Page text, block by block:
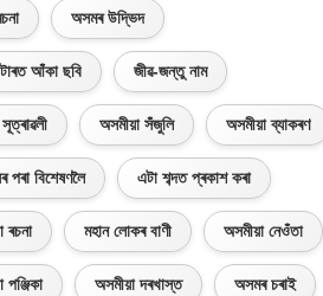
অসমৰ উদ্ভিদ
আঁকা ছবি জীৱ-জন্তু নাম
অসমীয়া সঁজুলি অসমীয়া ব্যাকৰণ
পৰা বিশেষণলৈ এটা শব্দত প্ৰকাশ কৰা
ৰচনা মহান লোকৰ বাণী অসমীয়া নেওঁতা
পঞ্জিকা অসমীয়া দৰখাস্ত অসমৰ চৰাই